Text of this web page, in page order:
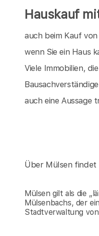
Hauskauf
auch beim Kauf
wenn Sie ein Haus
Viele Immobilien,
auch eine Aussage
Über Mülsen
Mülsen gilt als die
Mülsenbachs, der
Stadtverwaltung